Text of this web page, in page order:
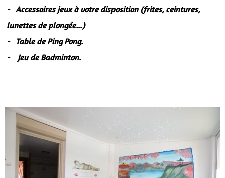
- Accessoires jeux à votre disposition (frites, ceintures,
lunettes de plongée...)
- Table de Ping Pong.
- Jeu de Badminton.